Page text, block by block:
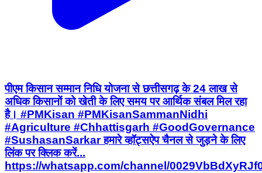
पीएम किसान सम्मान निधि योजना से छत्तीसगढ़ के 24 लाख से
अधिक किसानों को खेती के लिए समय पर आर्थिक संबल मिल रहा
है। #PMKisan #PMKisanSammanNidhi
#Agriculture #Chhattisgarh #GoodGovernance
#SushasanSarkar हमारे व्हॉट्सऐप चैनल से जुड़ने के लिए
लिंक पर क्लिक करें...
https://whatsapp.com/channel/